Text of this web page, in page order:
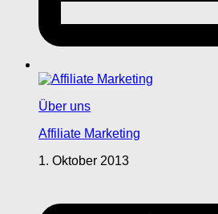
Über uns
Affiliate Marketing
1. Oktober 2013